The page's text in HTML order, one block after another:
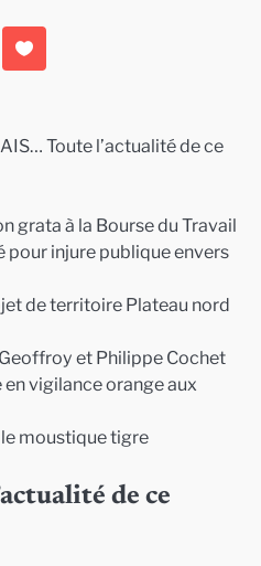
Toute l’actualité de ce
grata à la Bourse du Travail
pour injure publique envers
de territoire Plateau nord
et Philippe Cochet
vigilance orange aux
moustique tigre
de ce